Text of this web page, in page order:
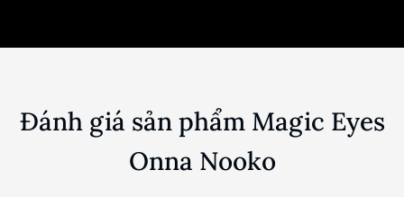
Đánh giá sản phẩm Magic Eyes
Onna Nooko